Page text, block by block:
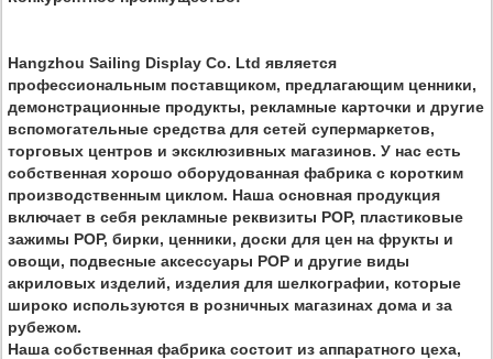
Hangzhou Sailing Display Co. Ltd является
профессиональным поставщиком, предлагающим ценники,
демонстрационные продукты, рекламные карточки и другие
вспомогательные средства для сетей супермаркетов,
торговых центров и эксклюзивных магазинов. У нас есть
собственная хорошо оборудованная фабрика с коротким
производственным циклом. Наша основная продукция
включает в себя рекламные реквизиты POP, пластиковые
зажимы POP, бирки, ценники, доски для цен на фрукты и
овощи, подвесные аксессуары POP и другие виды
акриловых изделий, изделия для шелкографии, которые
широко используются в розничных магазинах дома и за
рубежом.
Наша собственная фабрика состоит из аппаратного цеха,